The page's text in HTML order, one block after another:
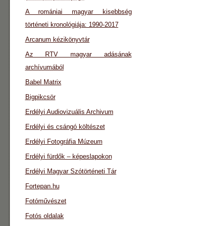
A romániai magyar kisebbség
történeti kronológiája: 1990-2017
Arcanum kézikönyvtár
Az RTV magyar adásának
archívumából
Babel Matrix
Bigpikcsör
Erdélyi Audiovizuális Archivum
Erdélyi és csángó költészet
Erdélyi Fotográfia Múzeum
Erdélyi fürdők – képeslapokon
Erdélyi Magyar Szótörténeti Tár
Fortepan.hu
Fotóművészet
Fotós oldalak